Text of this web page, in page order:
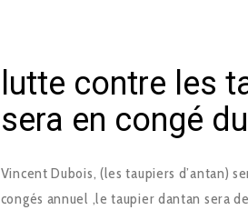
lutte contre les
sera en congé
Vincent Dubois, (les taupiers d’antan)
congés annuel ,le taupier dantan sera